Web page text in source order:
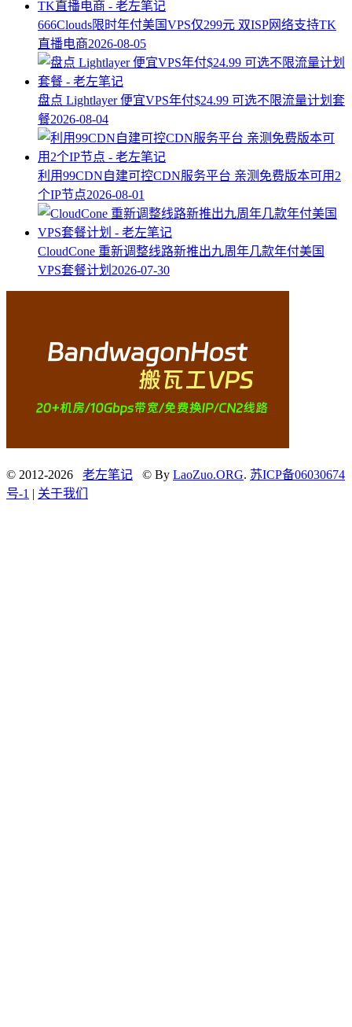
666Clouds限时年付美国VPS仅299元 双ISP网络支持TK
直播电商2026-08-05
盘点 Lightlayer 便宜VPS年付$24.99 可选不限流量计划套
餐2026-08-04
利用99CDN自建可控CDN服务平台 亲测免费版本可用2
个IP节点2026-08-01
CloudCone 重新调整线路新推出九周年几款年付美国
VPS套餐计划 2026-07-30
© 2012-2026 老左笔记 © By LaoZuo.ORG. 苏ICP备06030674
号-1 | 关于我们